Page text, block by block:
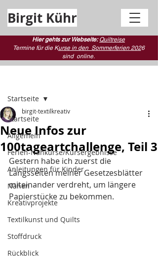
Birgit Kühr
Hier gehts zur Webseite:Quiltreise
Termine für die Kurse in den Sommerferien 2026
sind online.
Startseite
Allgemein
Ferien-Nähkurse/Kursergebnisse
Anleitungen für Kinder
Nähen
Kreativprojekte
Textilkunst und Quilts
Stoffdruck
Rückblick
Startseite
Neue Infos zur
100tageartchallenge, Teil 3
birgit-textilkreativ
Gestern habe ich zuerst die
Längsseiten meiner Gesetzesblätter
miteinander verdreht, um längere
Papierstücke zu bekommen.